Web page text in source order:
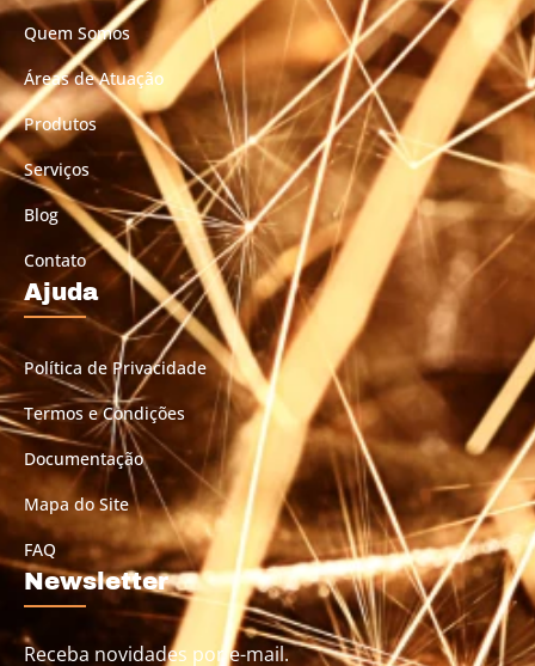
Quem Somos
Áreas de Atuação
Produtos
Serviços
Blog
Contato
Ajuda
Política de Privacidade
Termos e Condições
Documentação
Mapa do Site
FAQ
Newsletter
Receba novidades por e-mail.